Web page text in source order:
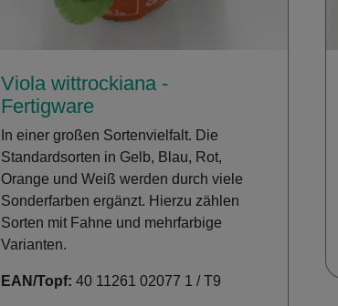
Viola wittrockiana -
Fertigware
In einer großen Sortenvielfalt. Die
Standardsorten in Gelb, Blau, Rot,
Orange und Weiß werden durch viele
Sonderfarben ergänzt. Hierzu zählen
Sorten mit Fahne und mehrfarbige
Varianten.
EAN/Topf: 40 11261 02077 1 / T9